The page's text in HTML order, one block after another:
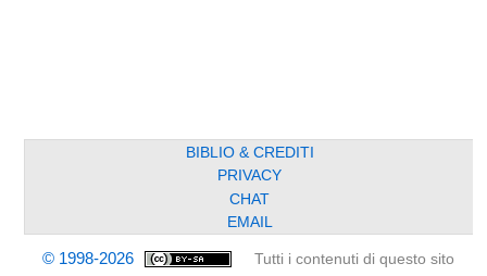
BIBLIO & CREDITI
PRIVACY
CHAT
EMAIL
© 1998-2026
Tutti i contenuti di questo sito